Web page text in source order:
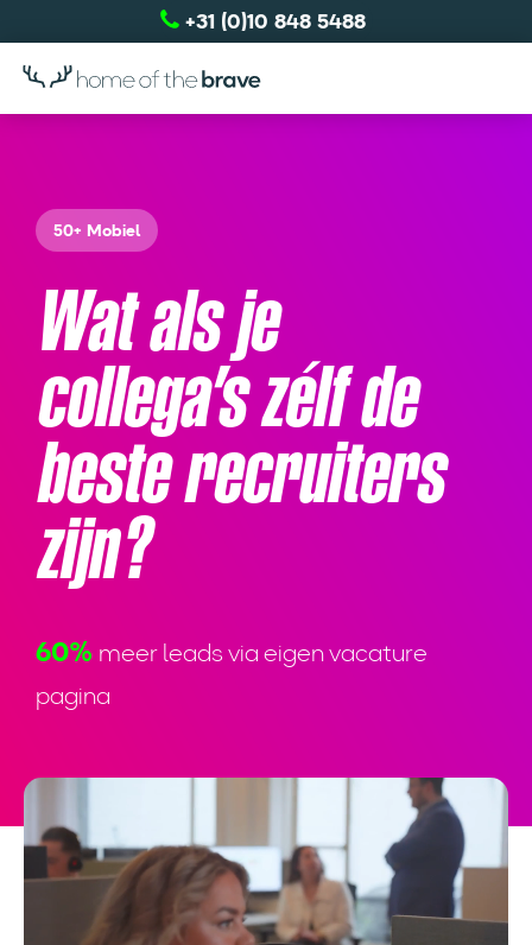
+31 (0)10 848 5488
50+ Mobiel
Wat als je
collega’s zélf de
beste recruiters
zijn?
60% meer leads via eigen vacature
pagina